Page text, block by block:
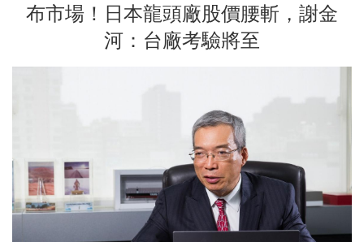
布市場！日本龍頭廠股價腰斬，謝金
河：台廠考驗將至